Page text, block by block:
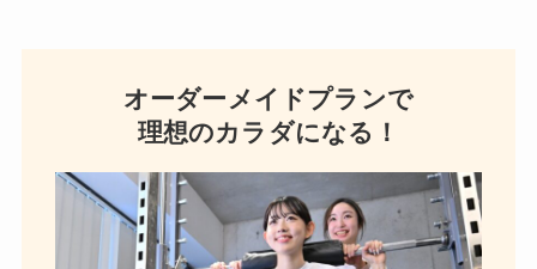
オーダーメイドプランで
理想のカラダになる！